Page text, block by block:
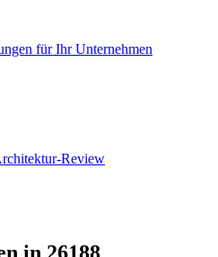
für Ihr Unternehmen
Review
in 26188